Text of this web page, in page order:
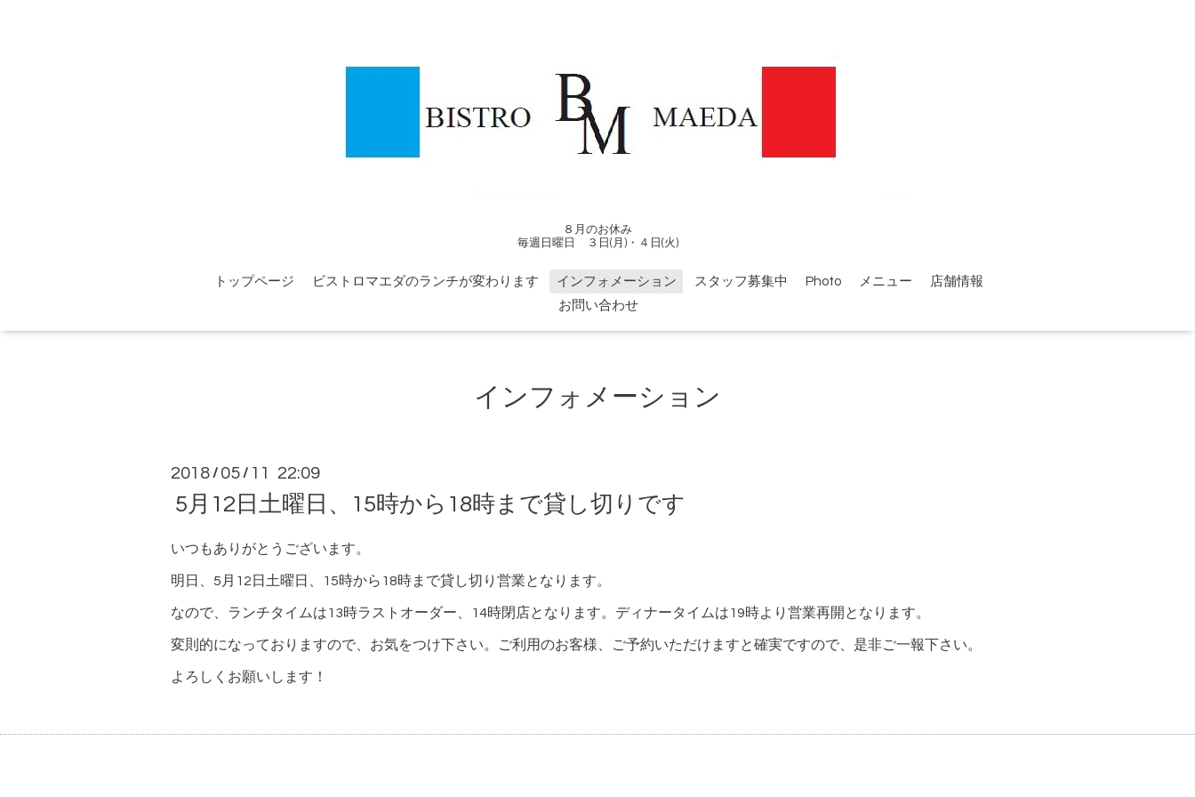
８月のお休み
毎週日曜日 ３日(月)・４日(火)
トップページ ビストロマエダのランチが変わります インフォメーション スタッフ募集中 Photo メニュー
店舗情報
お問い合わせ
インフォメーション
2018 / 05 / 11 22:09
5月12日土曜日、15時から18時まで貸し切りです
いつもありがとうございます。
明日、5月12日土曜日、15時から18時まで貸し切り営業となります。
なので、ランチタイムは13時ラストオーダー、14時閉店となります。ディナータイムは19時より営業再開となります。
変則的になっておりますので、お気をつけ下さい。ご利用のお客様、ご予約いただけますと確実ですので、是非ご一報下さい。
よろしくお願いします！